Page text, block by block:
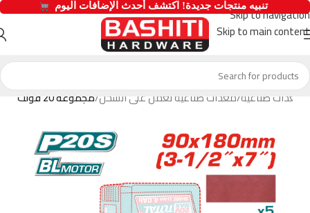
Skip to navigation
Skip to main content
معدات صناعية معدات صناعية تعمل على الشحن مجموعة 20 فولت
  تنبيه منتجات جديدة! اكتشف أحدث الإضافات اليوم